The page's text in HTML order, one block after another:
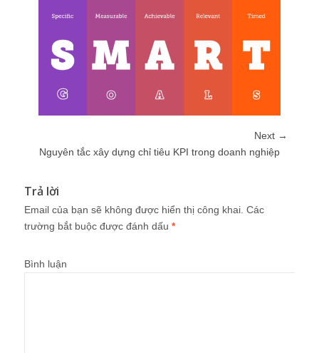
Next →
Nguyên tắc xây dựng chỉ tiêu KPI trong doanh nghiệp
Trả lời
Email của bạn sẽ không được hiển thị công khai. Các
trường bắt buộc được đánh dấu *
Bình luận